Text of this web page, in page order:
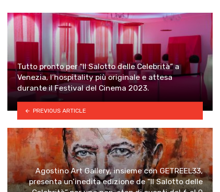
Tutto pronto per “Il Salotto delle Celebrità” a
Venezia, l’hospitality più originale e attesa
durante il Festival del Cinema 2023.
PREVIOUS ARTICLE
Agostino Art Gallery, insieme con GETREEL33,
presenta un’inedita edizione de “Il Salotto delle